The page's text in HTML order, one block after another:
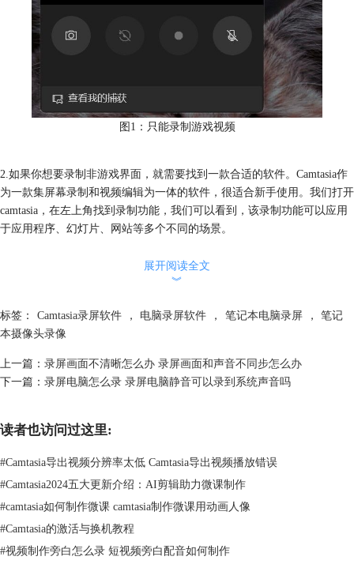
图1：只能录制游戏视频
2.如果你想要录制非游戏界面，就需要找到一款合适的软件。Camtasia作
为一款集屏幕录制和视频编辑为一体的软件，很适合新手使用。我们打开
camtasia，在左上角找到录制功能，我们可以看到，该录制功能可以应用
于应用程序、幻灯片、网站等多个不同的场景。
和麦克风设备的调试后，点击rec启动就可以开始录制了。这些设置的使
用方法我们会在下文中详细讲解。如下图所示，就是录制讲解word文档
展开阅读全文
︾
标签： Camtasia录屏软件 ， 电脑录屏软件 ， 笔记本电脑录屏 ，
笔记
本摄像头录像
上一篇： 录屏画面不清晰怎么办 录屏画面和声音不同步怎么办
下一篇： 录屏电脑怎么录 录屏电脑静音可以录到系统声音吗
读者也访问过这里:
#Camtasia导出视频分辨率太低 Camtasia导出视频播放错误
#Camtasia2024五大更新介绍：AI剪辑助力微课制作
#camtasia如何制作微课 camtasia制作微课用动画人像
#Camtasia的激活与换机教程
#视频制作旁白怎么录 短视频旁白配音如何制作